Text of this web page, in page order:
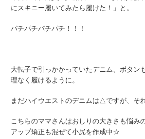
にスキニー履いてみたら履けた！」と。
パチパチパチパチ！！！
大転子で引っかかっていたデニム、ボタン
理なく履けるように。
まだハイウエストのデニムは△ですが、そ
こちらのママさんはおしりの大きさも悩み
アップ矯正も混ぜて小尻を作成中☆